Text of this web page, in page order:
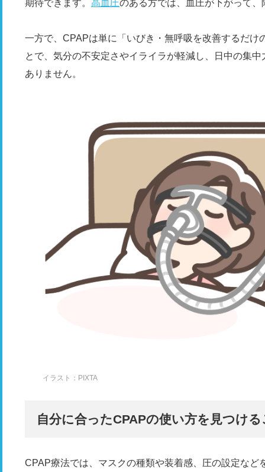
期待できます。 高血圧のある方では、血圧が下がって
一方で、CPAPは単に「いびき・無呼吸を改善するだ
とで、気分の不安定さやイライラが軽減し、日中の集
ありません。
イラスト：PIXTA
自分に合ったCPAPの使い方を見つけ
CPAP療法では、マスクの種類や装着感、圧の設定な